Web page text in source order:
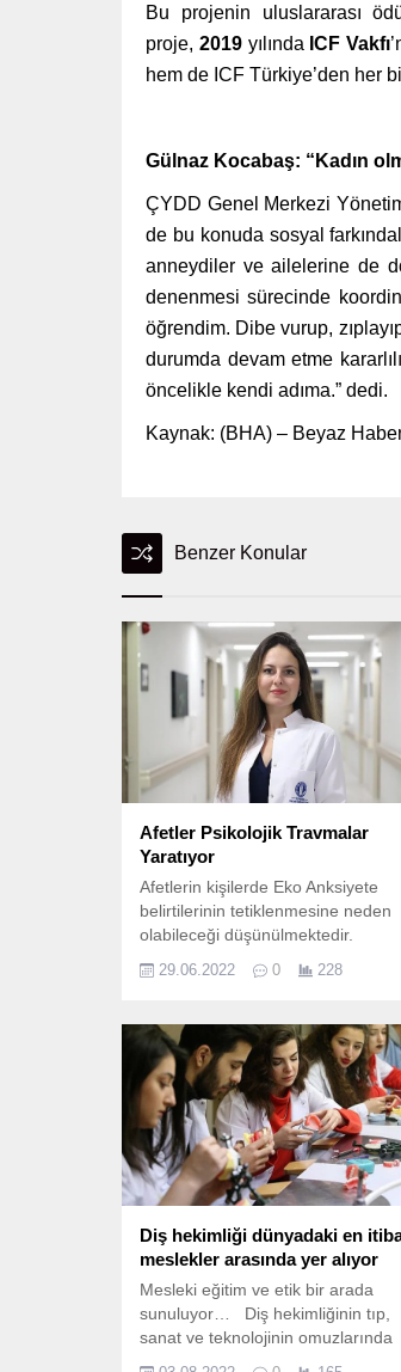
Bu projenin uluslararası
proje, 2019yılında ICF Vakfı
hem de ICF Türkiye’den her
Gülnaz Kocabaş: “Kadın
ÇYDD Genel Merkezi
de bu konuda sosyal
anneydiler ve ailelerine de
denenmesi sürecinde
öğrendim. Dibe vurup,
durumda devam etme
öncelikle kendi adıma.” dedi.
Kaynak: (BHA) – Beyaz
Benzer Konular
Afetler Psikolojik Travmalar
Yaratıyor
Afetlerin kişilerde Eko Anksiyete
belirtilerinin tetiklenmesine neden
olabileceği düşünülmektedir.
29.06.2022 0 228
Diş hekimliği dünyadaki en
meslekler arasında yer alıyor
Mesleki eğitim ve etik bir arada
sunuluyor… Diş hekimliğinin tıp,
sanat ve teknolojinin omuzlarında